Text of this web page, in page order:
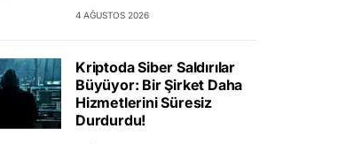
4 AĞUSTOS 2026
Kriptoda Siber Saldırılar
Büyüyor: Bir Şirket Daha
Hizmetlerini Süresiz
Durdurdu!